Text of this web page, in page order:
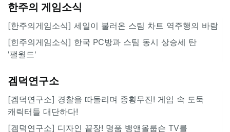
한주의 게임소식
[한주의게임소식] 세일이 불러온 스팀 차트 역주행의 바람
[힌주의게임소식] 한국 PC방과 스팀 동시 상승세 탄
'팰월드'
겜덕연구소
[겜덕연구소] 경찰을 따돌리며 종횡무진! 게임 속 도둑
캐릭터들 대단하다!
[겜덕연구소] 디자인 끝장! 명품 뱅앤올룹슨 TV를